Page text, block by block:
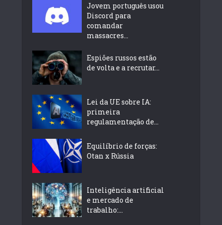
Jovem português usou
Discord para
comandar
massacres...
Espiões russos estão
de volta e a recrutar...
Lei da UE sobre IA:
primeira
regulamentação de...
Equilíbrio de forças:
Otan x Rússia
Inteligência artificial
e mercado de
trabalho:...